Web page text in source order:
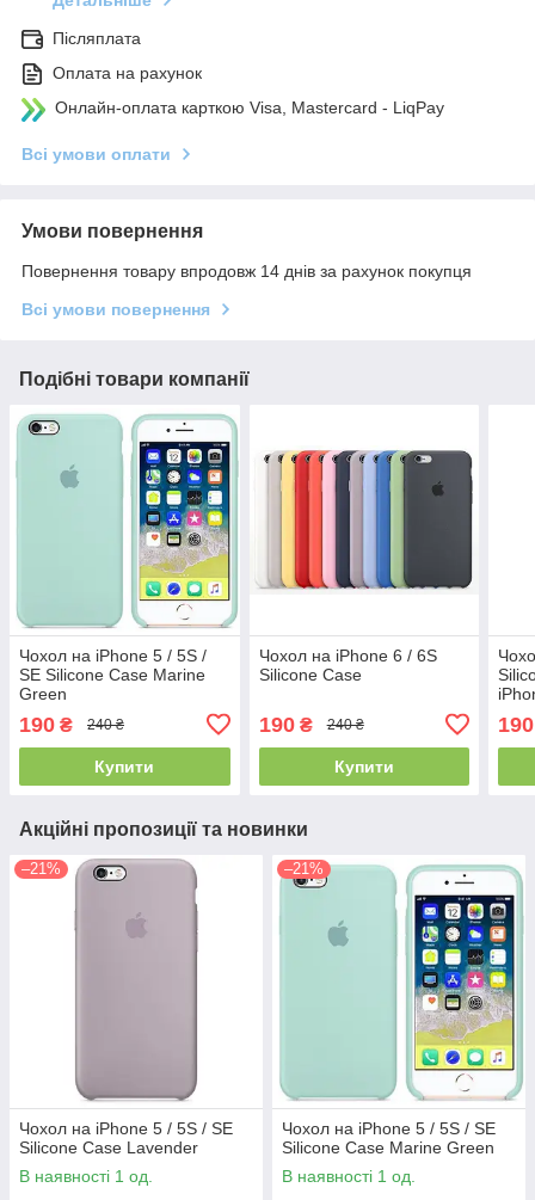
Післяплата
Оплата на рахунок
Онлайн-оплата карткою Visa, Mastercard - LiqPay
Всі умови оплати
Умови повернення
Повернення товару впродовж 14 днів за рахунок покупця
Всі умови повернення
Подібні товари компанії
Чохол на iPhone 5 / 5S /
SE Silicone Case Marine
Green
190 ₴ 240 ₴
Купити
Чохол на iPhone 6 / 6S
Silicone Case
190₴ 240 ₴
Купити
190
Акційні пропозиції та новинки
–21%
Чохол на iPhone 5 / 5S / SE
Silicone Case Lavender
В наявності 1 од.
–21%
Чохол на iPhone 5 / 5S / SE
Silicone Case Marine Green
В наявності 1 од.